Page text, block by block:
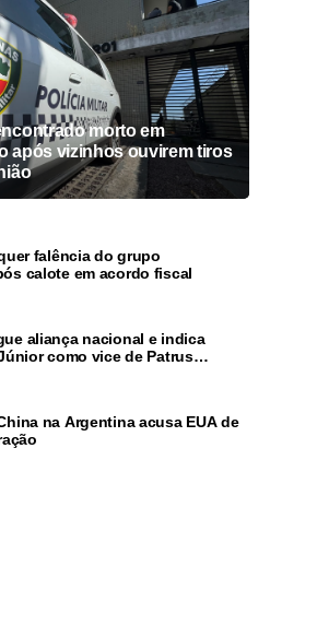
morto em
após vizinhos ouvirem tiros
falência do grupo
calote em acordo fiscal
aliança nacional e indica
como vice de Patrus
na Argentina acusa EUA de